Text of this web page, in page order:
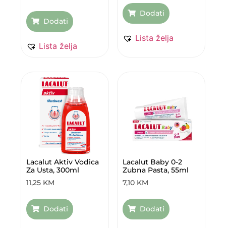
Dodati
Lista želja
Dodati
Lista želja
Lacalut Aktiv Vodica
Za Usta, 300ml
11,25 KM
Dodati
Lacalut Baby 0-2
Zubna Pasta, 55ml
7,10 KM
Dodati